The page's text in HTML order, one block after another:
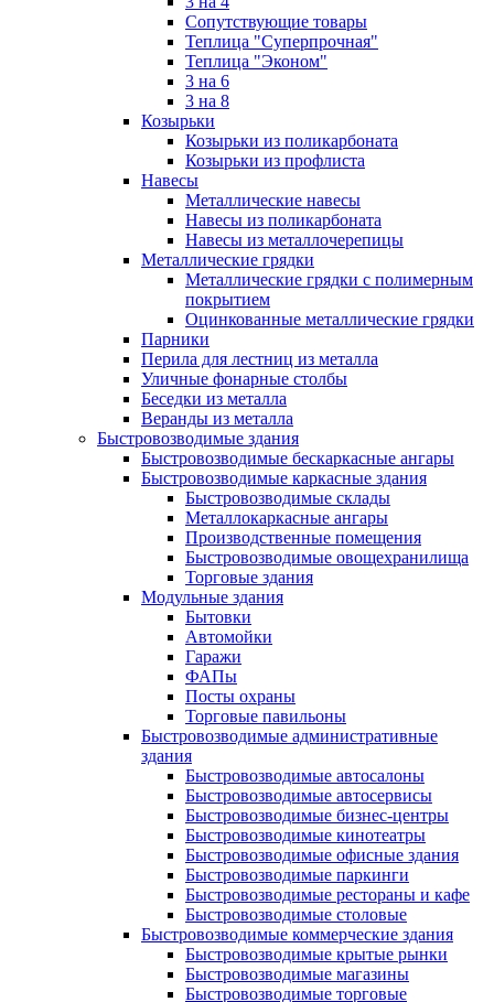
Сопутствующие товары
Теплица "Суперпрочная"
Теплица "Эконом"
3 на 6
3 на 8
Козырьки
Козырьки из поликарбоната
Козырьки из профлиста
Навесы
Металлические навесы
Навесы из поликарбоната
Навесы из металлочерепицы
Металлические грядки
Металлические грядки с полимерным
покрытием
Оцинкованные металлические грядки
Парники
Перила для лестниц из металла
Уличные фонарные столбы
Беседки из металла
Веранды из металла
Быстровозводимые здания
Быстровозводимые бескаркасные ангары
Быстровозводимые каркасные здания
Быстровозводимые склады
Металлокаркасные ангары
Производственные помещения
Быстровозводимые овощехранилища
Торговые здания
Модульные здания
Бытовки
Автомойки
Гаражи
ФАПы
Посты охраны
Торговые павильоны
Быстровозводимые административные
здания
Быстровозводимые автосалоны
Быстровозводимые автосервисы
Быстровозводимые бизнес-центры
Быстровозводимые кинотеатры
Быстровозводимые офисные здания
Быстровозводимые паркинги
Быстровозводимые рестораны и кафе
Быстровозводимые столовые
Быстровозводимые коммерческие здания
Быстровозводимые крытые рынки
Быстровозводимые магазины
Быстровозводимые торговые